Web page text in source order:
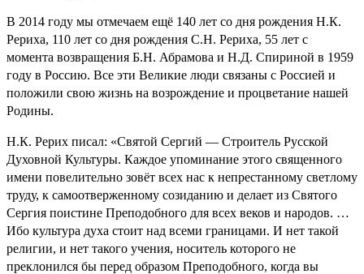
В 2014 году мы отмечаем ещё 140 лет со дня рождения Н.К.
Рериха, 110 лет со дня рождения С.Н. Рериха, 55 лет с
момента возвращения Б.Н. Абрамова и Н.Д. Спириной в 1959
году в Россию. Все эти Великие люди связаны с Россией и
положили свою жизнь на возрождение и процветание нашей
Родины.
Н.К. Рерих писал: «Святой Сергий — Строитель Русской
Духовной Культуры. Каждое упоминание этого священного
имени повелительно зовёт всех нас к непрестанному светлому
труду, к самоотверженному созиданию и делает из Святого
Сергия поистине Преподобного для всех веков и народов. …
Ибо культура духа стоит над всеми границами. И нет такой
религии, и нет такого учения, носитель которого не
преклонился бы перед образом Преподобного, когда вы